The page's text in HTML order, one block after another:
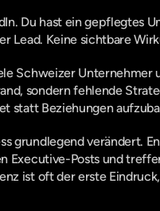
Du hast ein gepflegtes
Lead. Keine sichtbare
Schweizer
sondern fehlende
statt Beziehungen
grundlegend verändert.
Executive-Posts und
ist oft der erste